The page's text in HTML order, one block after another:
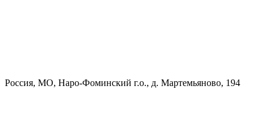
Россия, МO, Наро-Фоминский г.о., д. Мартемьяново, 194